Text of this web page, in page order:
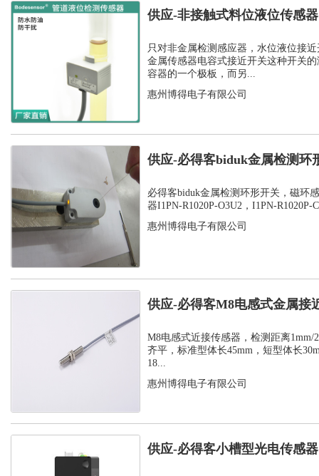
供应-非接触式料位液位传感
开关
只对非金属检测感应器，水位液位接
金属传感器电容式接近开关这种开关
容器的一个极板，而另...
惠州博得电子有限公司
供应-必得客biduk金属检测环
感应器...
必得客biduk金属检测环形开关，磁环
器I1PN-R1020P-O3U2，I1PN-R1020P-
惠州博得电子有限公司
供应-必得客M8电感式金属接
式安装检测...
M8电感式近接传感器，检测距离1mm/
齐平，标准型体长45mm，短型体长
18...
惠州博得电子有限公司
供应-必得客小槽型光电传感